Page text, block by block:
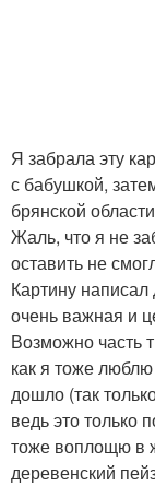
Я забрала эту
с бабушкой,
брянской
Жаль, что я не
оставить не
Картину
очень важная и
Возможно часть
как я тоже
дошло (так
ведь это только
тоже воплощю в
деревенский